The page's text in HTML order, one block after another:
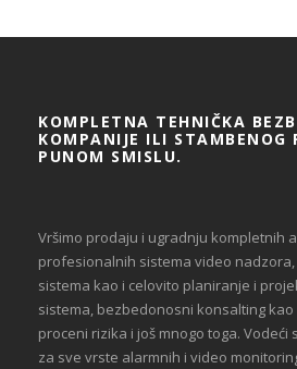
KOMPLETNA TEHNIČKA
KOMPANIJE ILI STAMBENOG
PUNOM SMISLU.
Vršimo prodaju i ugradnju kompletnih
profesionalnih sistema video
sistema kao i celovito planiranje i
sistema, bezbedonosni konsalting
proceni rizika i još mnogo toga. Vodeći
za sve vrste alarmnih i video